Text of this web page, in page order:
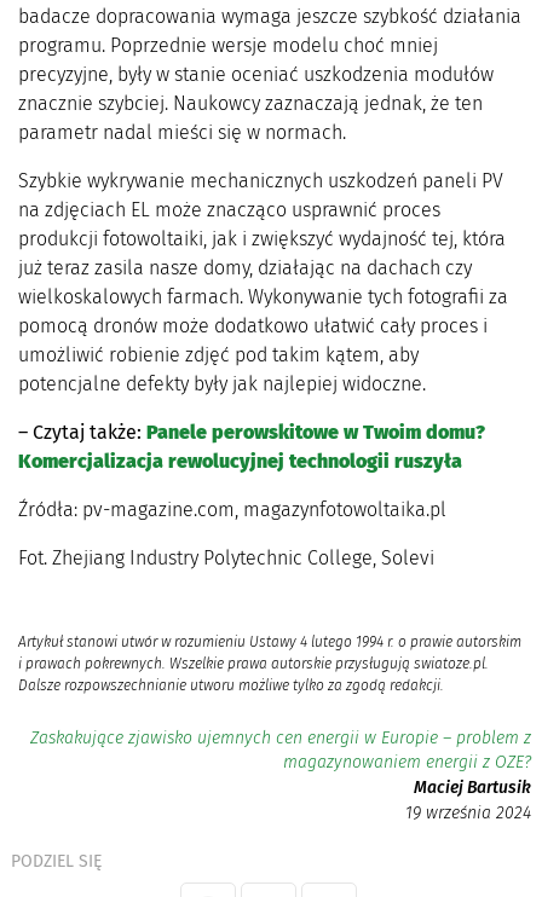
badacze dopracowania wymaga jeszcze szybkość działania
programu. Poprzednie wersje modelu choć mniej
precyzyjne, były w stanie oceniać uszkodzenia modułów
znacznie szybciej. Naukowcy zaznaczają jednak, że ten
parametr nadal mieści się w normach.
Szybkie wykrywanie mechanicznych uszkodzeń paneli PV
na zdjęciach EL może znacząco usprawnić proces
produkcji fotowoltaiki, jak i zwiększyć wydajność tej, która
już teraz zasila nasze domy, działając na dachach czy
wielkoskalowych farmach. Wykonywanie tych fotografii za
pomocą dronów może dodatkowo ułatwić cały proces i
umożliwić robienie zdjęć pod takim kątem, aby
potencjalne defekty były jak najlepiej widoczne.
– Czytaj także: Panele perowskitowe w Twoim domu?
Komercjalizacja rewolucyjnej technologii ruszyła
Źródła: pv-magazine.com, magazynfotowoltaika.pl
Fot. Zhejiang Industry Polytechnic College, Solevi
Artykuł stanowi utwór w rozumieniu Ustawy 4 lutego 1994 r. o prawie autorskim
i prawach pokrewnych. Wszelkie prawa autorskie przysługują swiatoze.pl.
Dalsze rozpowszechnianie utworu możliwe tylko za zgodą redakcji.
Zaskakujące zjawisko ujemnych cen energii w Europie – problem z
magazynowaniem energii z OZE?
Maciej Bartusik
19 września 2024
PODZIEL SIĘ